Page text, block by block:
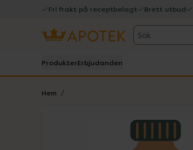
Fri frakt på receptbelagt Brett utbud
Sök
ProdukterErbjudanden
Hem
Lista: . Innehåller 1 objekt.